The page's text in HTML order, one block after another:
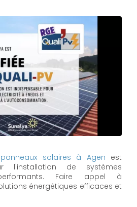
solaires à Agen est
l'installation de systèmes
Faire appel à
énergétiques efficaces et